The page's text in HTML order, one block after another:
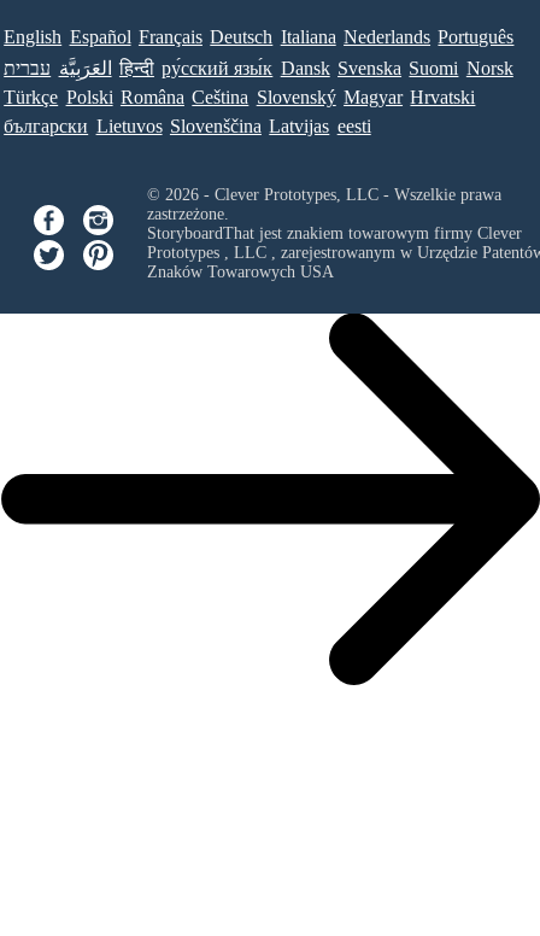
English Español Français Deutsch Italiana Nederlands Português
עברית العَرَبِيَّة हिन्दी ру́сский язы́к Dansk Svenska Suomi Norsk
Türkçe Polski Româna Ceština Slovenský Magyar Hrvatski
български Lietuvos Slovenščina Latvijas eesti
© 2026 - Clever Prototypes, LLC - Wszelkie prawa
zastrzeżone.
StoryboardThat jest znakiem towarowym firmy Clever
Prototypes , LLC, zarejestrowanym w Urzędzie
Znaków Towarowych USA